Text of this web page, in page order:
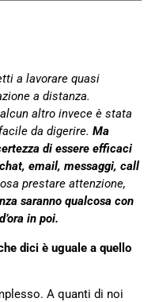
a lavorare quasi
a distanza.
altro invece è stata
da digerire.Ma
di essere efficaci
email, messaggi, call
prestare attenzione,
saranno qualcosa con
in poi.
dici è uguale a quello
A quanti di noi